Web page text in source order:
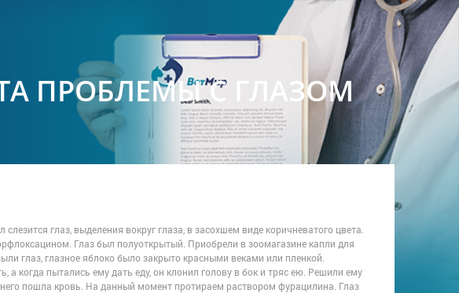
ПРОБЛЕМЫ С ГЛАЗОМ
глаз, выделения вокруг глаза, в засохшем виде коричневатого цвета.
Глаз был полуоткрытый. Приобрели в зоомагазине капли для
глаз, глазное яблоко было закрыто красными веками или пленкой.
а когда пытались ему дать еду, он клонил голову в бок и тряс ею. Решили ему
пошла кровь. На данный момент протираем раствором фурацилина. Глаз